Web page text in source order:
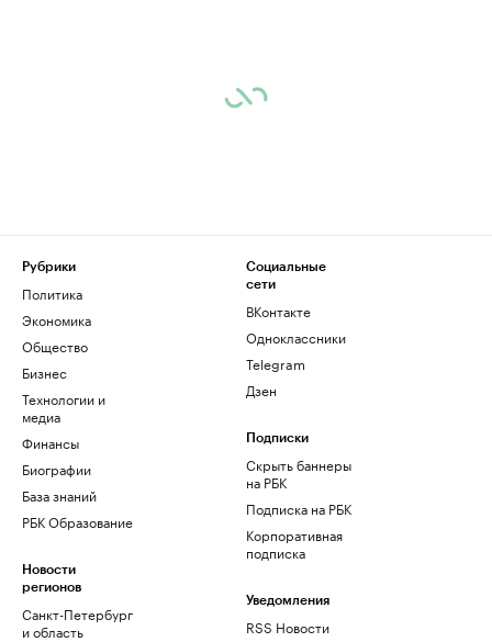
Рубрики
Политика
Экономика
Общество
Бизнес
Технологии и
медиа
Финансы
Биографии
База знаний
РБК Образование
Новости
регионов
Санкт-Петербург
и область
Социальные
сети
ВКонтакте
Одноклассники
Telegram
Дзен
Подписки
Скрыть баннеры
на РБК
Подписка на РБК
Корпоративная
подписка
Уведомления
RSS Новости